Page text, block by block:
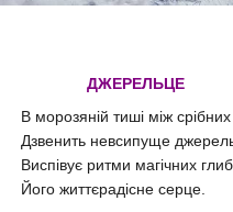
ДЖЕРЕЛЬЦЕ
В морозяній тиші між
Дзвенить невсипуще
Виспівує ритми магічних
Його життєрадісне серце.